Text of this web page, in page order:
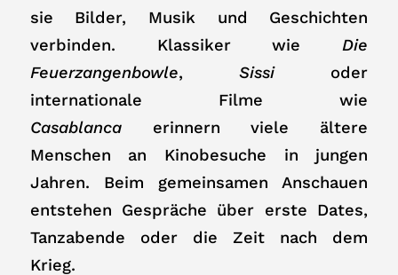
sie Bilder, Musik und Geschichten
verbinden. Klassiker wie Die
Feuerzangenbowle, Sissi
oder
internationale Filme wie
Casablancaerinnern viele ältere
Menschen an Kinobesuche in jungen
Jahren. Beim gemeinsamen Anschauen
entstehen Gespräche über erste Dates,
Tanzabende oder die Zeit nach dem
Krieg.